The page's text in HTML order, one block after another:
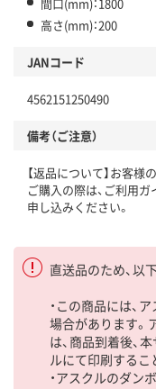
高さ(mm)：200
JANコード
4562151250490
備考（ご注意）
【返品について】お客
ご購入の際は、ご利用ガ
申し込みください。
直送品のため、以
・この商品には、
場合があります。
は、商品到着後、
ルにて印刷するこ
・アスクルのダン